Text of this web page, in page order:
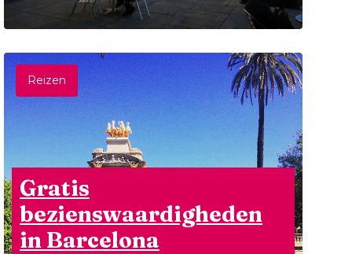
Reizen
Gratis
bezienswaardigheden
in Barcelona